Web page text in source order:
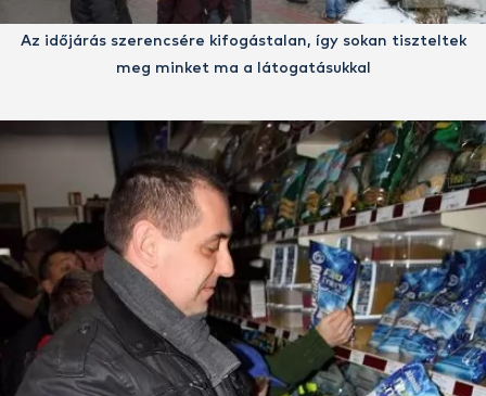
Az időjárás szerencsére kifogástalan, így sokan tiszteltek
meg minket ma a látogatásukkal